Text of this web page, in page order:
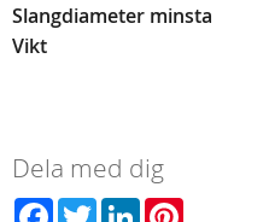
Slangdiameter minsta
Vikt
Dela med dig
Facebook
TwitterLinkedIn